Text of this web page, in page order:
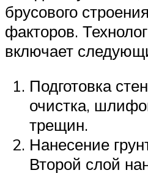
брусового
факторов.
включает
Подготовка
очистка,
трещин.
Нанесение
Второй слой